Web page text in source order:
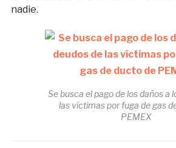
nadie.
Se busca el pago de los daños a
las víctimas por fuga de gas
PEMEX